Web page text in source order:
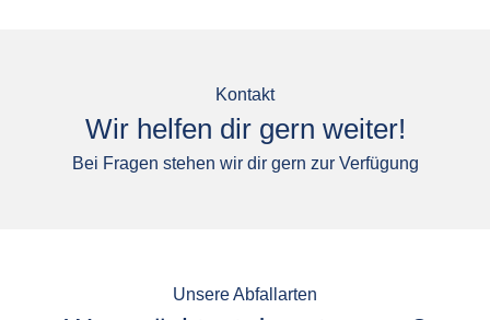
Kontakt
Wir helfen dir gern weiter!
Bei Fragen stehen wir dir gern zur Verfügung
Unsere Abfallarten